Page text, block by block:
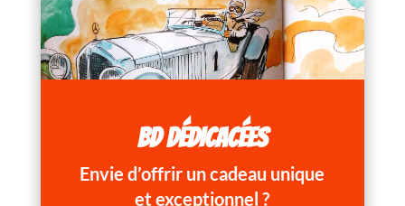
BD DÉDICACÉES
Envie d’offrir un cadeau unique
et exceptionnel ?